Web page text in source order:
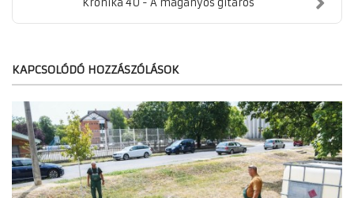
Krónika 40 - A magányos gitáros
KAPCSOLÓDÓ HOZZÁSZÓLÁSOK